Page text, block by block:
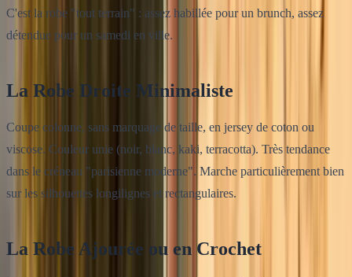
C'est la robe "tout terrain" : assez habillée pour un brunch, assez
détendue pour un samedi en ville.
La Robe Droite Minimaliste
Coupe colonne, sans marquage de taille, en jersey de coton ou
viscose. Couleur unie (noir, blanc, kaki, terracotta). Très tendance
dans le créneau "parisienne moderne". Marche particulièrement bien
sur les silhouettes longilignes et rectangulaires.
La Robe Ajourée ou en Crochet